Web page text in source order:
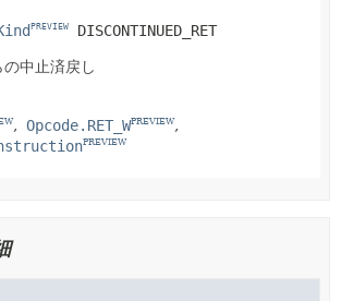
PREVIEW DISCONTINUED_RET
中止済戻し
Opcode.RET_WPREVIEW
PREVIEW